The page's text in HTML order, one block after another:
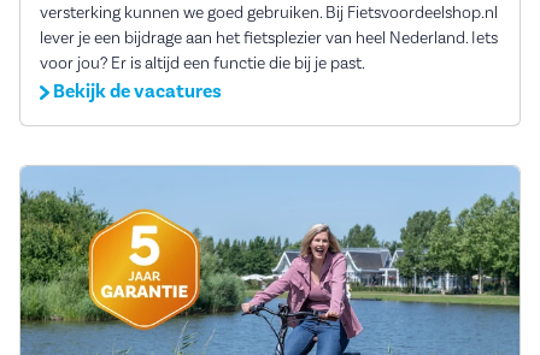
versterking kunnen we goed gebruiken. Bij Fietsvoordeelshop.nl
lever je een bijdrage aan het fietsplezier van heel Nederland. Iets
voor jou? Er is altijd een functie die bij je past.
Bekijk de vacatures